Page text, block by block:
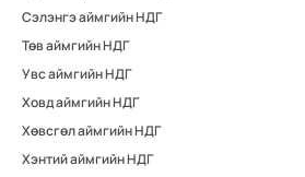
Сэлэнгэ аймгийн НДГ
Төв аймгийн НДГ
Увс аймгийн НДГ
Ховд аймгийн НДГ
Хөвсгөл аймгийн НДГ
Хэнтий аймгийн НДГ